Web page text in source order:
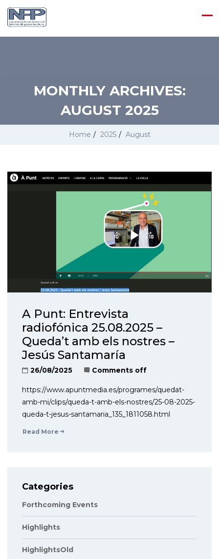
MONTHLY ARCHIVES:
AUGUST 2025
Home / 2025 / August
A Punt: Entrevista
radiofónica 25.08.2025 –
Queda’t amb els nostres –
Jesús Santamaría
26/08/2025 Comments off
https://www.apuntmedia.es/programes/quedat-
amb-mi/clips/queda-t-amb-els-nostres/25-08-2025-
queda-t-jesus-santamaria_135_1811058.html
Read More
Categories
Forthcoming Events
Highlights
HighlightsOld